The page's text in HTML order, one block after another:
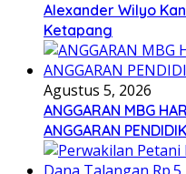
Alexander Wilyo
Ketapang
Agustus 5, 2026
ANGGARAN MBG
ANGGARAN